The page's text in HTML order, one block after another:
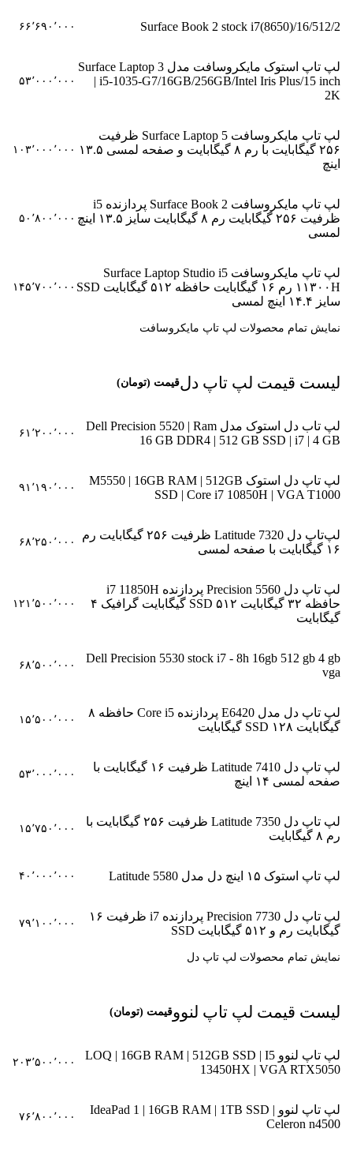
Surface Book 2 stock i7(8650)/16/512/2 ۶۶٬۶۹۰٬۰۰۰
لپ تاپ استوک مایکروسافت مدل Surface Laptop 3
| i5-1035-G7/16GB/256GB/Intel Iris Plus/15 inch
2K
۵۳٬۰۰۰٬۰۰۰
لپ تاپ مایکروسافت Surface Laptop 5 ظرفیت
۲۵۶ گیگابایت با رم ۸ گیگابایت و صفحه لمسی ۱۳.۵
اینچ
۱۰۳٬۰۰۰٬۰۰۰
لپ تاپ مایکروسافت Surface Book 2 پردازنده i5
ظرفیت ۲۵۶ گیگابایت رم ۸ گیگابایت سایز ۱۳.۵ اینچ
لمسی
۵۰٬۸۰۰٬۰۰۰
لپ تاپ مایکروسافت Surface Laptop Studio i5
۱۱۳۰۰H رم ۱۶ گیگابایت حافظه ۵۱۲ گیگابایت SSD
سایز ۱۴.۴ اینچ لمسی
۱۴۵٬۷۰۰٬۰۰۰
نمایش تمام محصولات لپ تاپ مایکروسافت
لیست قیمت لپ تاپ دلقیمت (تومان)
لپ تاب دل استوک مدل Dell Precision 5520 | Ram
16 GB DDR4 | 512 GB SSD | i7 | 4 GB
۶۱٬۲۰۰٬۰۰۰
لپ تاپ دل استوک M5550 | 16GB RAM | 512GB
SSD | Core i7 10850H | VGA T1000
۹۱٬۱۹۰٬۰۰۰
لپ‌تاپ دل Latitude 7320 ظرفیت ۲۵۶ گیگابایت رم
۱۶ گیگابایت با صفحه لمسی
۶۸٬۲۵۰٬۰۰۰
لپ تاپ دل Precision 5560 پردازنده i7 11850H
حافظه ۳۲ گیگابایت SSD ۵۱۲ گیگابایت گرافیک ۴
گیگابایت
۱۲۱٬۵۰۰٬۰۰۰
Dell Precision 5530 stock i7 - 8h 16gb 512 gb 4 gb
vga
۶۸٬۵۰۰٬۰۰۰
لپ تاپ دل مدل E6420 پردازنده Core i5 حافظه ۸
گیگابایت SSD ۱۲۸ گیگابایت
۱۵٬۵۰۰٬۰۰۰
لپ تاپ دل Latitude 7410 ظرفیت ۱۶ گیگابایت با
صفحه لمسی ۱۴ اینچ
۵۳٬۰۰۰٬۰۰۰
لپ تاپ دل Latitude 7350 ظرفیت ۲۵۶ گیگابایت با
رم ۸ گیگابایت
۱۵٬۷۵۰٬۰۰۰
لپ تاپ استوک ۱۵ اینچ دل مدل Latitude 5580 ۴۰٬۰۰۰٬۰۰۰
لپ تاپ دل Precision 7730 پردازنده i7 ظرفیت ۱۶
گیگابایت رم و ۵۱۲ گیگابایت SSD
۷۹٬۱۰۰٬۰۰۰
نمایش تمام محصولات لپ تاپ دل
لیست قیمت لپ تاپ لنووقیمت (تومان)
لپ تاپ لنوو LOQ | 16GB RAM | 512GB SSD | I5
13450HX | VGA RTX5050
۲۰۳٬۵۰۰٬۰۰۰
لپ تاپ لنوو IdeaPad 1 | 16GB RAM | 1TB SSD |
Celeron n4500
۷۶٬۸۰۰٬۰۰۰